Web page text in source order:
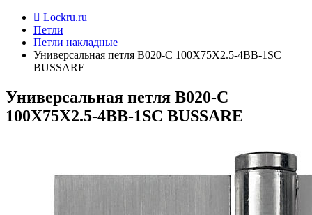
Lockru.ru
Петли
Петли накладные
Универсальная петля B020-C 100X75X2.5-4BB-1SC
BUSSARE
Универсальная петля B020-C
100X75X2.5-4BB-1SC BUSSARE